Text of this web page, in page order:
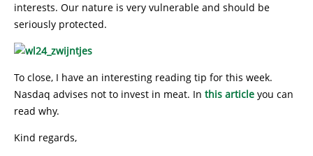
interests. Our nature is very vulnerable and should be
seriously protected.
To close, I have an interesting reading tip for this week.
Nasdaq advises not to invest in meat. In this article you can
read why.
Kind regards,